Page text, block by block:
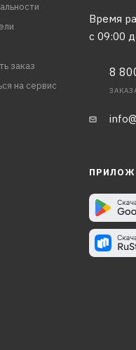
заказ
на сервис
Время
с 09:00
8